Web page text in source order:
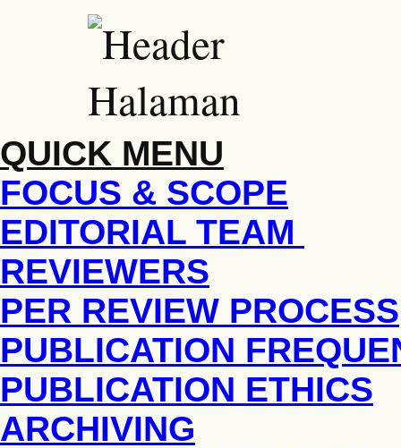
QUICK MENU
FOCUS & SCOPE
EDITORIAL TEAM
REVIEWERS
PER REVIEW PROCESS
PUBLICATION
PUBLICATION ETHICS
ARCHIVING